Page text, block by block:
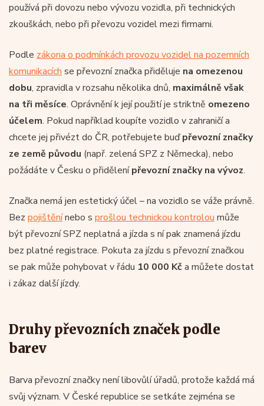
používá při dovozu nebo vývozu vozidla, při technických
zkouškách, nebo při převozu vozidel mezi firmami.
Podle zákona o podmínkách provozu vozidel na pozemních
komunikacích se převozní značka přiděluje na omezenou
dobu, zpravidla v rozsahu několika dnů, maximálně však
na tři měsíce. Oprávnění k její použití je striktně omezeno
účelem. Pokud například koupíte vozidlo v zahraničí a
chcete jej přivézt do ČR, potřebujete buďpřevozní značky
ze země původu (např. zelená SPZ z Německa), nebo
požádáte v Česku o přidělenípřevozní značky na vývoz.
Značka nemá jen estetický účel – na vozidlo se váže právně.
Bez pojištěnínebo s prošlou technickou kontrolou může
být převozní SPZ neplatná a jízda s ní pak znamená jízdu
bez platné registrace. Pokuta za jízdu s převozní značkou
se pak může pohybovat v řádu 10 000 Kča můžete dostat
i zákaz další jízdy.
Druhy převozních značek podle
barev
Barva převozní značky není libovůlí úřadů, protože každá má
svůj význam. V České republice se setkáte zejména se